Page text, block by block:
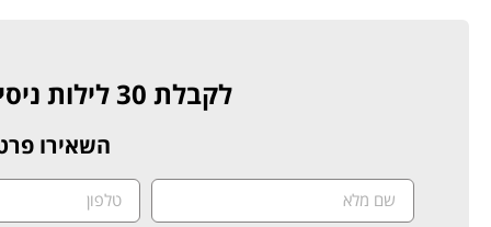
לקבלת 30 לילות ניסיון + זוג כריות מתנה
השאירו